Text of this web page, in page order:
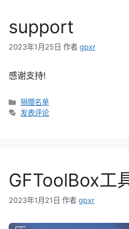
support
2023年1月25日 作者 gpxr
感谢支持!
分
类
捐赠名单
发表评论
GFToolBox工
2023年1月21日 作者 gpxr